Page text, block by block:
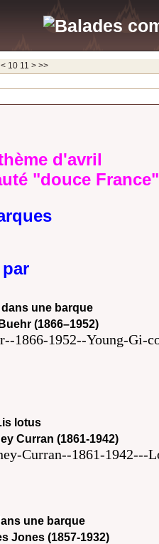
< 10 11 > >>
d'avril
"douce France"
par
une barque
(1866–1952)
lotus
Curran (1861-1942)
une barque
Jones (1857-1932)